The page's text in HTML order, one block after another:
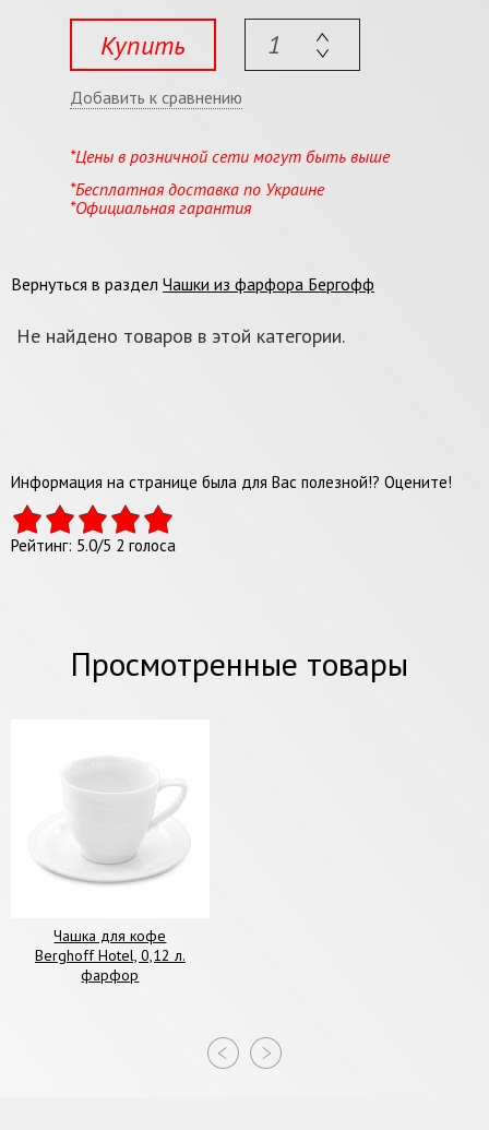
Купить
Добавить к сравнению
*Цены в розничной сети могут быть выше
*Бесплатная доставка по Украине
*Официальная гарантия
Вернуться в раздел Чашки из фарфора Бергофф
Не найдено товаров в этой категории.
Информация на странице была для Вас полезной!? Оцените!
Рейтинг: 5.0/5 2 голоса
Просмотренные товары
Чашка для кофе
Berghoff Hotel, 0,12 л.
фарфор